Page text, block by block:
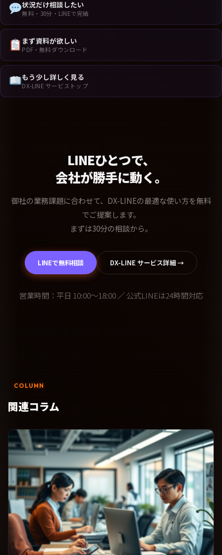
状況だけ相談したい
無料・30分・LINEで完結
まず資料が欲しい
PDF・無料ダウンロード
もう少し詳しく見る
DX-LINE サービストップ
LINEひとつで、
会社が勝手に動く。
御社の業務課題に合わせて、DX-LINEの最適な使い方を無料
でご提案します。
まずは30分の相談から。
LINEで無料相談 DX-LINE サービス詳細 →
営業時間：平日 10:00〜18:00 ／ 公式LINEは24時間対応
COLUMN
関連コラム